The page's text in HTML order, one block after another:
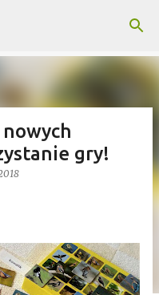
gry!